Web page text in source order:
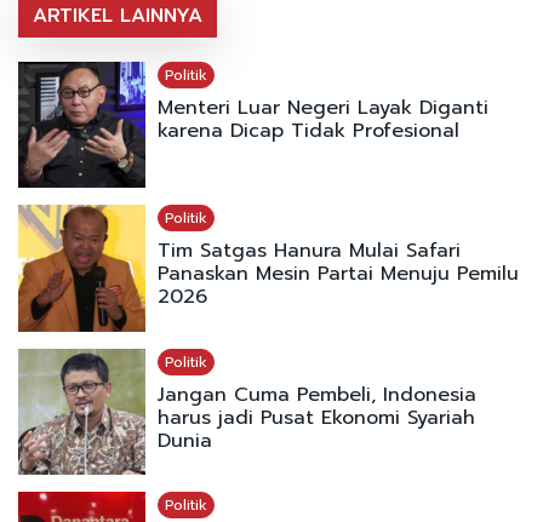
ARTIKEL LAINNYA
Politik
Menteri Luar Negeri Layak Diganti
karena Dicap Tidak Profesional
Politik
Tim Satgas Hanura Mulai Safari
Panaskan Mesin Partai Menuju Pemilu
2026
Politik
Jangan Cuma Pembeli, Indonesia
harus jadi Pusat Ekonomi Syariah
Dunia
Politik